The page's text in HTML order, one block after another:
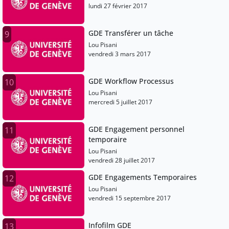
lundi 27 février 2017
9 GDE Transférer un tâche
Lou Pisani
vendredi 3 mars 2017
10 GDE Workflow Processus
Lou Pisani
mercredi 5 juillet 2017
11
GDE Engagement personnel
temporaire
Lou Pisani
vendredi 28 juillet 2017
12 GDE Engagements Temporaires
Lou Pisani
vendredi 15 septembre 2017
13 Infofilm GDE